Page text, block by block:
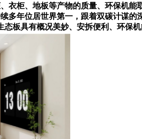
柜、地板等产物的质量、环保机
年位居世界第一，跟着双碳计谋
板具有概况美妙、安拆便利、环保